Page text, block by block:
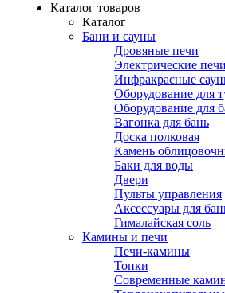
Каталог товаров
Каталог
Бани и сауны
Дровяные печи
Электрические печи
Инфракрасные
Оборудование для
Оборудование для
Вагонка для бань
Доска полковая
Камень
Баки для воды
Двери
Пульты управления
Аксессуары для
Гималайская соль
Камины и печи
Печи-камины
Топки
Современные